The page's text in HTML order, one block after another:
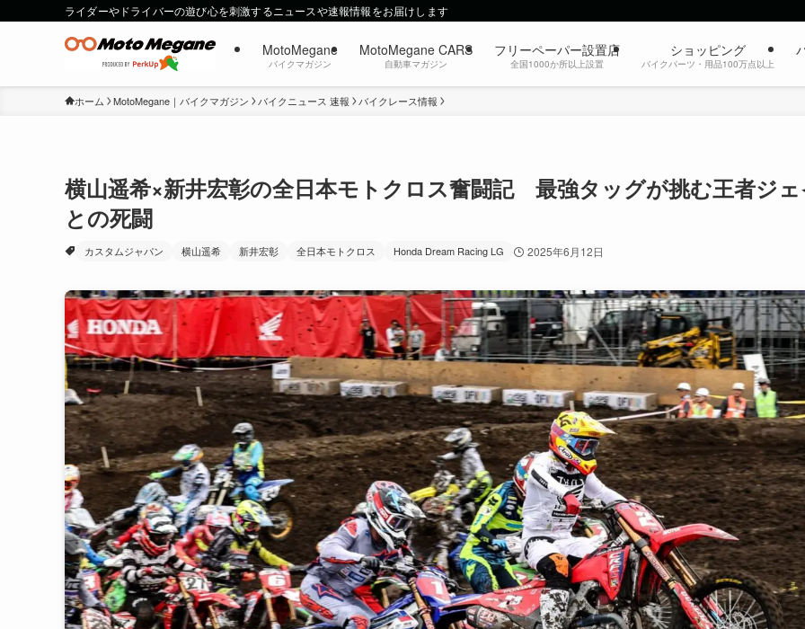
ライダーやドライバーの遊び心を刺激するニュースや速報情報をお届けします
MotoMegane
バイクマガジン
MotoMegane CARS
自動車マガジン
フリーペーパー設置店
全国1000か所以上設置
ショッピング
バイクパーツ・用品100万点以上
ホーム MotoMegane｜バイクマガジン バイクニュース 速報 バイクレース情報
横山遥希×新井宏彰の全日本モトクロス奮闘記 最強タッグが挑む王者ジ
との死闘
カスタムジャパン 横山遥希 新井宏彰 全日本モトクロス Honda Dream Racing LG 2025年6月12日